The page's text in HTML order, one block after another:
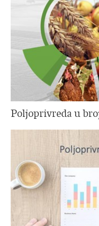
Poljoprivreda u